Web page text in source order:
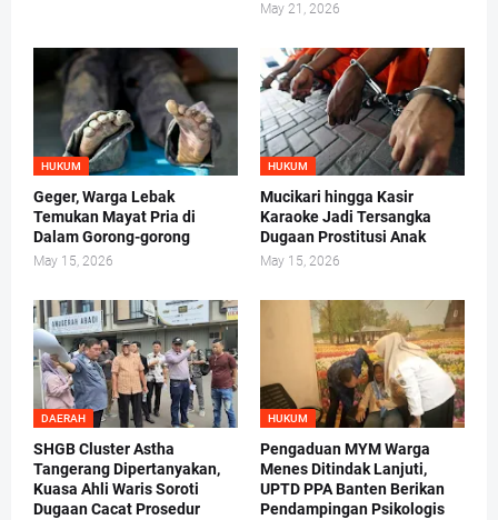
May 21, 2026
HUKUM
Geger, Warga Lebak
Temukan Mayat Pria di
Dalam Gorong-gorong
May 15, 2026
HUKUM
Mucikari hingga Kasir
Karaoke Jadi Tersangka
Dugaan Prostitusi Anak
May 15, 2026
DAERAH
SHGB Cluster Astha
Tangerang Dipertanyakan,
Kuasa Ahli Waris Soroti
Dugaan Cacat Prosedur
HUKUM
Pengaduan MYM Warga
Menes Ditindak Lanjuti,
UPTD PPA Banten Berikan
Pendampingan Psikologis